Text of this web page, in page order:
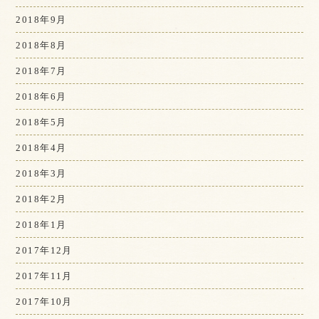
2018年9月
2018年8月
2018年7月
2018年6月
2018年5月
2018年4月
2018年3月
2018年2月
2018年1月
2017年12月
2017年11月
2017年10月